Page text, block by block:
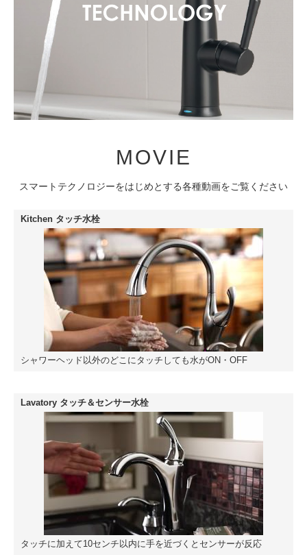
MOVIE
スマートテクノロジーをはじめとする各種動画をご覧ください
Kitchen タッチ水栓
シャワーヘッド以外のどこにタッチしても水がON・OFF
Lavatory タッチ＆センサー水栓
タッチに加えて10センチ以内に手を近づくとセンサーが反応